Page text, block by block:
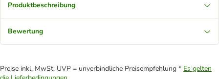
Produktbeschreibung
Bewertung
Preise inkl. MwSt. UVP = unverbindliche Preisempfehlung * Es gelten